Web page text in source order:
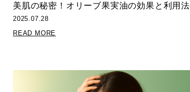
美肌の秘密！オリーブ果実油の効果と利用法
2025.07.28
READ MORE